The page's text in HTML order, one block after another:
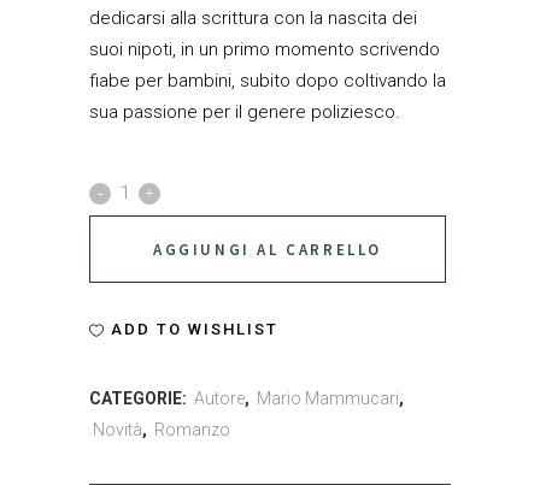
dedicarsi alla scrittura con la nascita dei
suoi nipoti, in un primo momento scrivendo
fiabe per bambini, subito dopo coltivando la
sua passione per il genere poliziesco.
Borotalco
AGGIUNGI AL CARRELLO
ADD TO WISHLIST
CATEGORIE: Autore, Mario Mammucari,
Novità, Romanzo